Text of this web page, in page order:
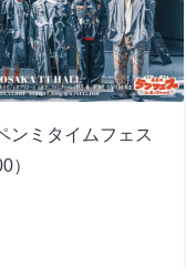
ンミタイムフェス
）